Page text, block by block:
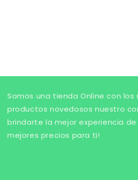
Somos una tienda Online con los
productos novedosos nuestro
brindarte la mejor experiencia de
mejores precios para ti!